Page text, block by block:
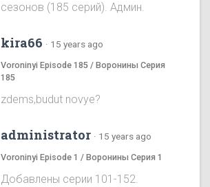
сезонов (185 серий). Админ.
kira66 · 15 years ago
Voroninyi Episode 185 / Воронины Серия
185
zdems,budut novye?
administrator · 15 years ago
Voroninyi Episode 1 / Воронины Серия 1
Добавлены серии 101-152.